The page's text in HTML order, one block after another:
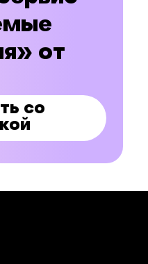
от
со